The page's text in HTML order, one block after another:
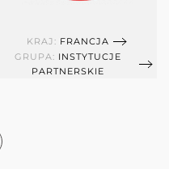
KRAJ: FRANCJA
GRUPA: INSTYTUCJE
PARTNERSKIE